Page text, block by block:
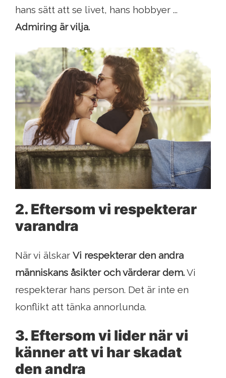
hans sätt att se livet, hans hobbyer ...
Admiring är vilja.
2. Eftersom vi respekterar
varandra
När vi älskar Vi respekterar den andra
människans åsikter och värderar dem.Vi
respekterar hans person. Det är inte en
konflikt att tänka annorlunda.
3. Eftersom vi lider när vi
känner att vi har skadat
den andra